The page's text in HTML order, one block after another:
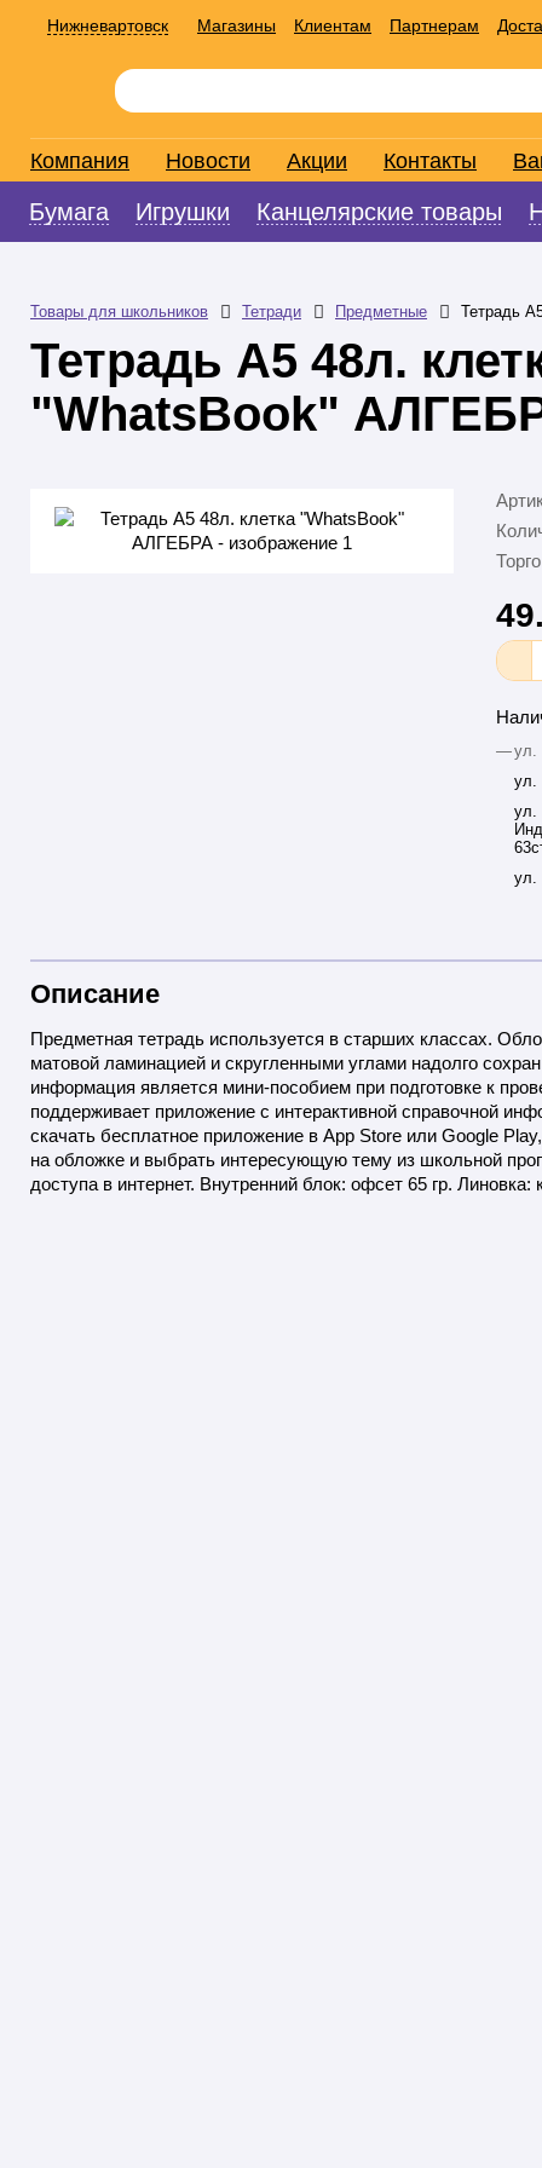
Нижневартовск Магазины Клиентам Партнерам
Компания Новости Акции Контакты
Бумага Игрушки Канцелярские товары
Товары для школьников Тетради Предметные Тетрадь
Тетрадь А5 48л.
"WhatsBook"
—ул.
ул.
ул.
ул.
Описание
Предметная тетрадь используется в старших классах.
матовой ламинацией и скругленными углами надолго
информация является мини-пособием при подготовке к
поддерживает приложение с интерактивной справочной
скачать бесплатное приложение в App Store или Google
на обложке и выбрать интересующую тему из школьной
доступа в интернет. Внутренний блок: офсет 65 гр. Линовка: